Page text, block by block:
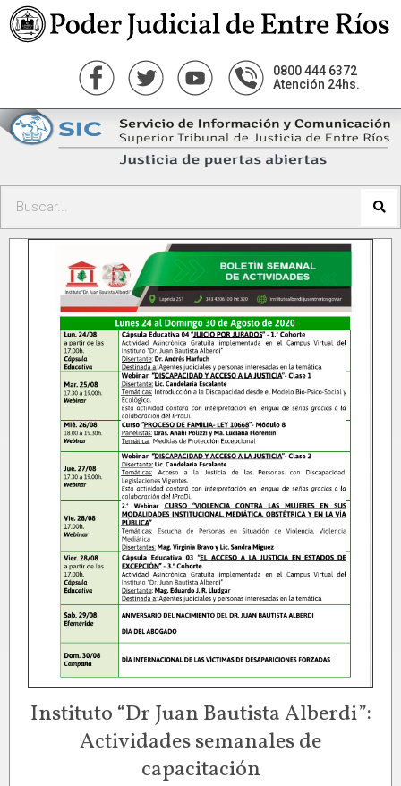
0800 444 6372
Atención 24hs.
Instituto “Dr Juan Bautista Alberdi”:
Actividades semanales de
capacitación